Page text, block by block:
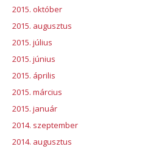
2015. október
2015. augusztus
2015. július
2015. június
2015. április
2015. március
2015. január
2014. szeptember
2014. augusztus